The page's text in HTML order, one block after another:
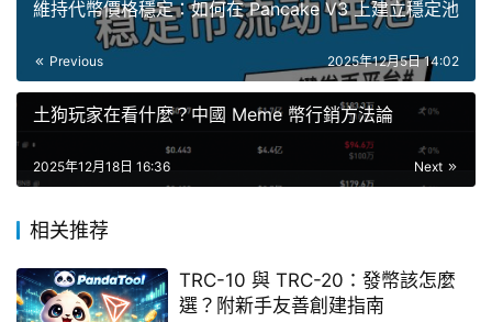
維持代幣價格穩定：如何在 Pancake V3 上建立穩定池
Previous 2025年12月5日 14:02
土狗玩家在看什麼？中國 Meme 幣行銷方法論
Next
2025年12月18日 16:36
相关推荐
TRC-10 與 TRC-20：發幣該怎麼
選？附新手友善創建指南